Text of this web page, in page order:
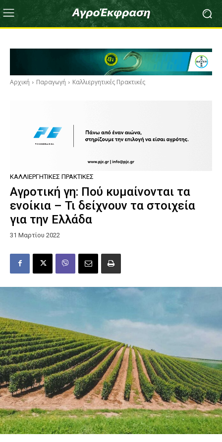
Αρχική Παραγωγή Καλλιεργητικές Πρακτικές
ΚΑΛΛΙΕΡΓΗΤΙΚΈΣ ΠΡΑΚΤΙΚΈΣ
Αγροτική γη: Πού κυμαίνονται τα
ενοίκια – Τι δείχνουν τα στοιχεία
για την Ελλάδα
31 Μαρτίου 2022